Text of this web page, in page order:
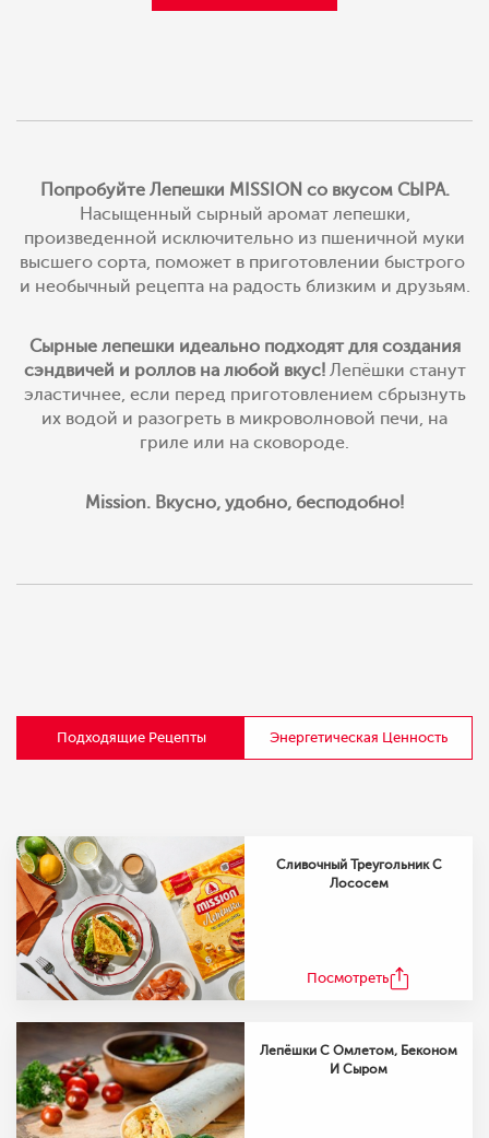
Попробуйте Лепешки MISSION со вкусом СЫРА.
Насыщенный сырный аромат лепешки,
произведенной исключительно из пшеничной муки
высшего сорта, поможет в приготовлении быстрого
и необычный рецепта на радость близким и друзьям.
Сырные лепешки идеально подходят для создания
сэндвичей и роллов на любой вкус! Лепёшки станут
эластичнее, если перед приготовлением сбрызнуть
их водой и разогреть в микроволновой печи, на
гриле или на сковороде.
Mission. Вкусно, удобно, бесподобно!
Подходящие Рецепты Энергетическая Ценность
Сливочный Треугольник С
Лососем
Посмотреть
Лепёшки С Омлетом, Беконом
И Сыром